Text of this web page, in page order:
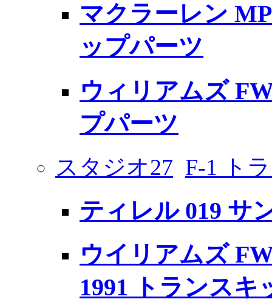
マクラーレン
ップパーツ
ウィリアムズ
プパーツ
スタジオ27 F-1 ト
ティレル 019 サ
ウイリアムズ
1991 トランスキ